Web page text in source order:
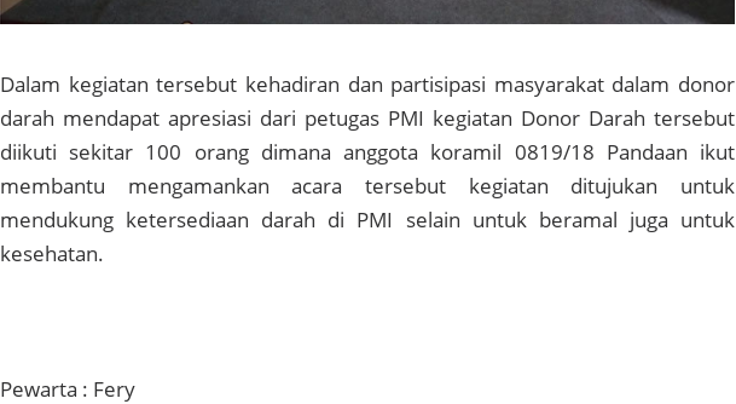
Dalam kegiatan tersebut kehadiran dan partisipasi masyarakat dalam donor
darah mendapat apresiasi dari petugas PMI kegiatan Donor Darah tersebut
diikuti sekitar 100 orang dimana anggota koramil 0819/18 Pandaan ikut
membantu mengamankan acara tersebut kegiatan ditujukan untuk
mendukung ketersediaan darah di PMI selain untuk beramal juga untuk
kesehatan.
Pewarta : Fery